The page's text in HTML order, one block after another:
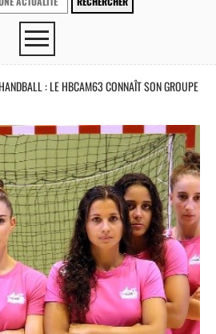
: LE HBCAM63 CONNAÎT SON GROUPE